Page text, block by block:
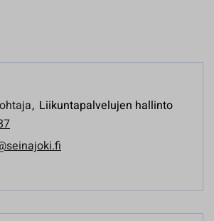
, Liikuntapalvelujen hallinto